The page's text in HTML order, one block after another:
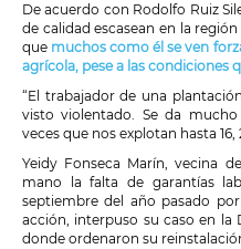
De acuerdo con Rodolfo Ruiz
de calidad escasean en la
que muchos como él se ven
agrícola, pese a las condiciones
“El trabajador de una
visto violentado. Se da
veces que nos explotan hasta
Yeidy Fonseca Marín, vecina
mano la falta de garantías
septiembre del año pasado
acción, interpuso su caso en la
donde ordenaron su